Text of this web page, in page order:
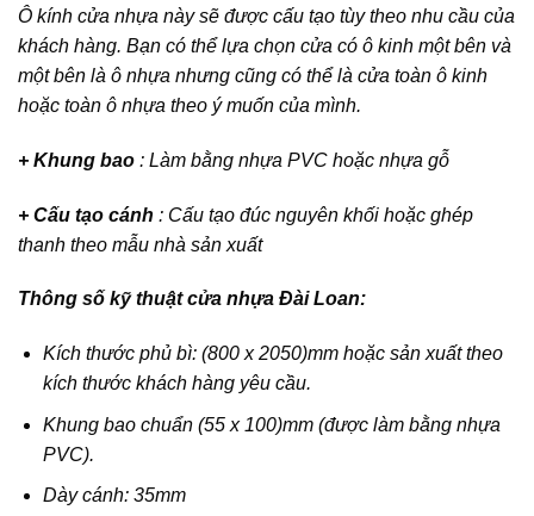
Ô kính cửa nhựa này sẽ được cấu tạo tùy theo nhu cầu của
khách hàng. Bạn có thể lựa chọn cửa có ô kinh một bên và
một bên là ô nhựa nhưng cũng có thể là cửa toàn ô kinh
hoặc toàn ô nhựa theo ý muốn của mình.
+ Khung bao : Làm bằng nhựa PVC hoặc nhựa gỗ
+ Cấu tạo cánh : Cấu tạo đúc nguyên khối hoặc ghép
thanh theo mẫu nhà sản xuất
Thông số kỹ thuật cửa nhựa Đài Loan:
Kích thước phủ bì: (800 x 2050)mm hoặc sản xuất theo
kích thước khách hàng yêu cầu.
Khung bao chuẩn (55 x 100)mm (được làm bằng nhựa
PVC).
Dày cánh: 35mm